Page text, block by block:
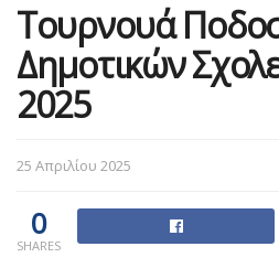
Τουρνουά
Δημοτικών
2025
25 Απριλίου 2025
0
SHARES